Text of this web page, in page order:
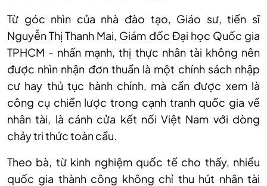
Từ góc nhìn của nhà đào tạo, Giáo sư, tiến sĩ
Nguyễn Thị Thanh Mai, Giám đốc Đại học Quốc gia
TPHCM - nhấn mạnh, thị thực nhân tài không nên
được nhìn nhận đơn thuần là một chính sách nhập
cư hay thủ tục hành chính, mà cần được xem là
công cụ chiến lược trong cạnh tranh quốc gia về
nhân tài, là cánh cửa kết nối Việt Nam với dòng
chảy tri thức toàn cầu.
Theo bà, từ kinh nghiệm quốc tế cho thấy, nhiều
quốc gia thành công không chỉ thu hút nhân tài